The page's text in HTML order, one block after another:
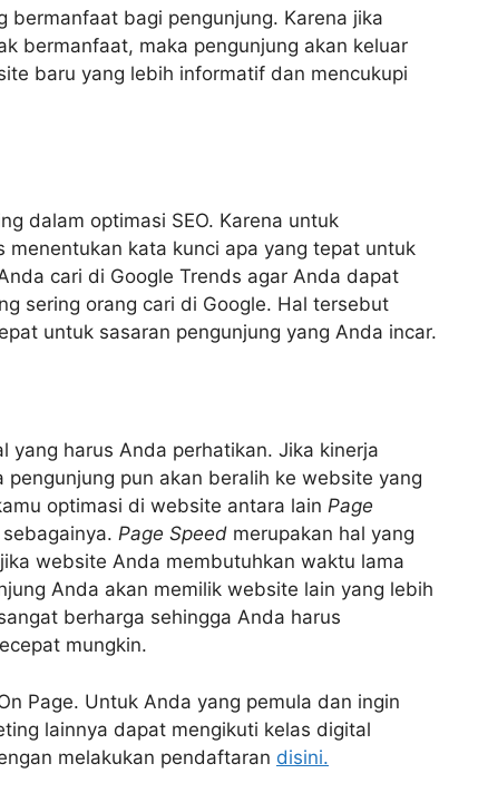
bermanfaat bagi pengunjung. Karena jika
bermanfaat, maka pengunjung akan keluar
baru yang lebih informatif dan mencukupi
dalam optimasi SEO. Karena untuk
menentukan kata kunci apa yang tepat untuk
cari di Google Trends agar Anda dapat
sering orang cari di Google. Hal tersebut
untuk sasaran pengunjung yang Anda incar.
yang harus Anda perhatikan. Jika kinerja
pun akan beralih ke website yang
optimasi di website antara lain Page
Page Speed merupakan hal yang
website Anda membutuhkan waktu lama
Anda akan memilik website lain yang lebih
berharga sehingga Anda harus
mungkin.
Page. Untuk Anda yang pemula dan ingin
lainnya dapat mengikuti kelas digital
melakukan pendaftaran disini.